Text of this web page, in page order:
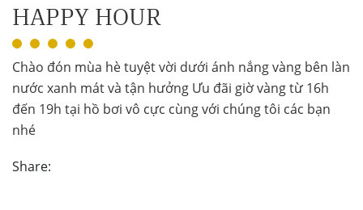
HAPPY HOUR
Chào đón mùa hè tuyệt vời dưới ánh nắng vàng bên làn
nước xanh mát và tận hưởng Ưu đãi giờ vàng từ 16h
đến 19h tại hồ bơi vô cực cùng với chúng tôi các bạn
nhé
Share: